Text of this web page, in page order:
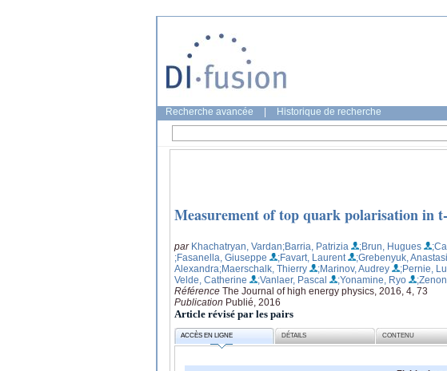
Recherche avancée Historique de recherche
Measurement of top quark polarisation in
par Khachatryan, Vardan;Barria, Patrizia ;Brun, Hugues
;Fasanella, Giuseppe
;Favart, Laurent ;Grebenyuk,
Alexandra;Maerschalk, Thierry ;Marinov, Audrey ;Pernie,
Velde, Catherine
;Vanlaer, Pascal ;Yonamine, Ryo
Référence The Journal of high energy physics, 2016, 4, 73
Publication Publié, 2016
Article révisé par les pairs
ACCÈS EN LIGNE DÉTAILS CONTENU